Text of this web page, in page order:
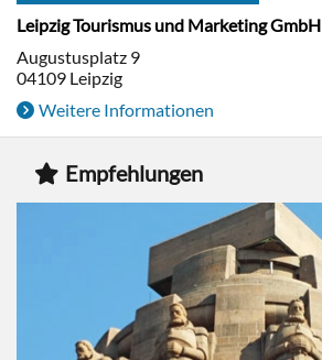
Leipzig Tourismus und Marketing GmbH
Augustusplatz 9
04109 Leipzig
Weitere Informationen
Empfehlungen